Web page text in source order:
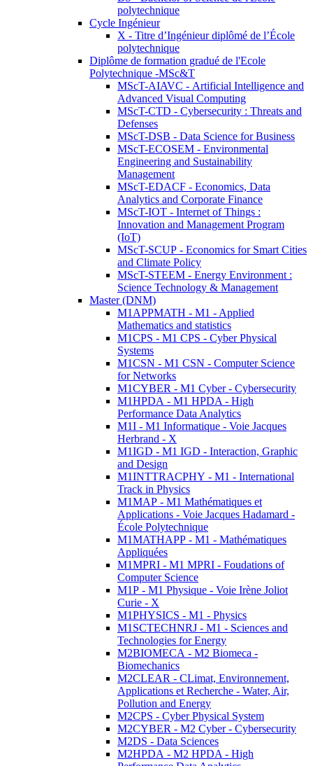
polytechnique
Cycle Ingénieur
X - Titre d’Ingénieur diplômé de l’École
polytechnique
Diplôme de formation gradué de l'Ecole
Polytechnique -MSc&T
MScT-AIAVC - Artificial Intelligence and
Advanced Visual Computing
MScT-CTD - Cybersecurity : Threats and
Defenses
MScT-DSB - Data Science for Business
MScT-ECOSEM - Environmental
Engineering and Sustainability
Management
MScT-EDACF - Economics, Data
Analytics and Corporate Finance
MScT-IOT - Internet of Things :
Innovation and Management Program
(IoT)
MScT-SCUP - Economics for Smart Cities
and Climate Policy
MScT-STEEM - Energy Environment :
Science Technology & Management
Master (DNM)
M1APPMATH - M1 - Applied
Mathematics and statistics
M1CPS - M1 CPS - Cyber Physical
Systems
M1CSN - M1 CSN - Computer Science
for Networks
M1CYBER - M1 Cyber - Cybersecurity
M1HPDA - M1 HPDA - High
Performance Data Analytics
M1I - M1 Informatique - Voie Jacques
Herbrand - X
M1IGD - M1 IGD - Interaction, Graphic
and Design
M1INTTRACPHY - M1 - International
Track in Physics
M1MAP - M1 Mathématiques et
Applications - Voie Jacques Hadamard -
École Polytechnique
M1MATHAPP - M1 - Mathématiques
Appliquées
M1MPRI - M1 MPRI - Foudations of
Computer Science
M1P - M1 Physique - Voie Irène Joliot
Curie - X
M1PHYSICS - M1 - Physics
M1SCTECHNRJ - M1 - Sciences and
Technologies for Energy
M2BIOMECA - M2 Biomeca -
Biomechanics
M2CLEAR - CLimat, Environnement,
Applications et Recherche - Water, Air,
Pollution and Energy
M2CPS - Cyber Physical System
M2CYBER - M2 Cyber - Cybersecurity
M2DS - Data Sciences
M2HPDA - M2 HPDA - High